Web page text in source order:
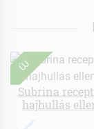
ÚJ
Subrina
hajhullás